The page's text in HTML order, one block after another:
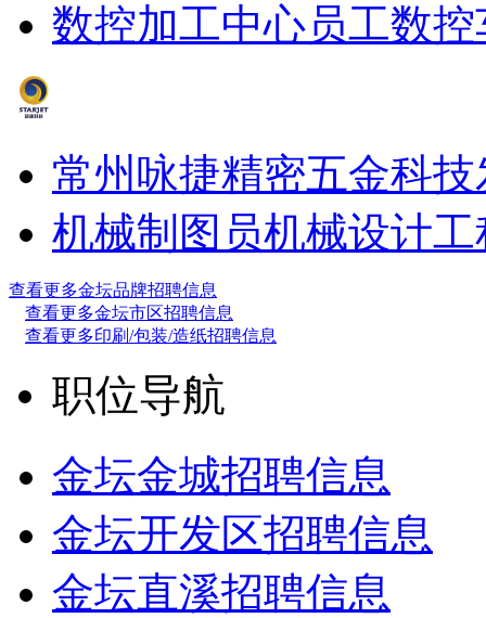
数控加工中心员工数控
常州咏捷精密五金科
机械制图员机械设计工
查看更多金坛品牌招聘信息
查看更多金坛市区招聘信息
查看更多印刷/包装/造纸招聘信息
职位导航
金坛金城招聘信息
金坛开发区招聘信息
金坛直溪招聘信息